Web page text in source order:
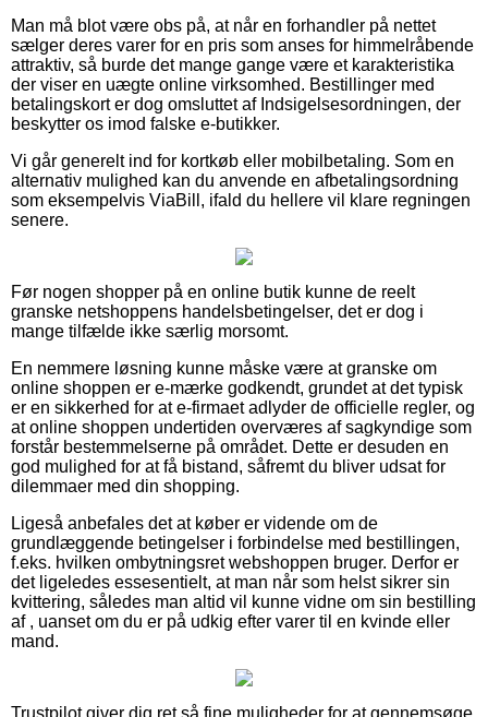
Man må blot være obs på, at når en forhandler på nettet
sælger deres varer for en pris som anses for himmelråbende
attraktiv, så burde det mange gange være et karakteristika
der viser en uægte online virksomhed. Bestillinger med
betalingskort er dog omsluttet af Indsigelsesordningen, der
beskytter os imod falske e-butikker.
Vi går generelt ind for kortkøb eller mobilbetaling. Som en
alternativ mulighed kan du anvende en afbetalingsordning
som eksempelvis ViaBill, ifald du hellere vil klare regningen
senere.
Før nogen shopper på en online butik kunne de reelt
granske netshoppens handelsbetingelser, det er dog i
mange tilfælde ikke særlig morsomt.
En nemmere løsning kunne måske være at granske om
online shoppen er e-mærke godkendt, grundet at det typisk
er en sikkerhed for at e-firmaet adlyder de officielle regler, og
at online shoppen undertiden overværes af sagkyndige som
forstår bestemmelserne på området. Dette er desuden en
god mulighed for at få bistand, såfremt du bliver udsat for
dilemmaer med din shopping.
Ligeså anbefales det at køber er vidende om de
grundlæggende betingelser i forbindelse med bestillingen,
f.eks. hvilken ombytningsret webshoppen bruger. Derfor er
det ligeledes essesentielt, at man når som helst sikrer sin
kvittering, således man altid vil kunne vidne om sin bestilling
af , uanset om du er på udkig efter varer til en kvinde eller
mand.